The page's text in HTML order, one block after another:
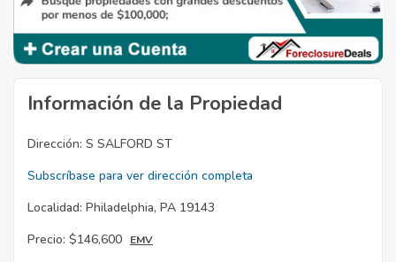
Información de la Propiedad
Dirección: S SALFORD ST
Subscríbase para ver dirección completa
Localidad: Philadelphia, PA 19143
Precio: $146,600 EMV